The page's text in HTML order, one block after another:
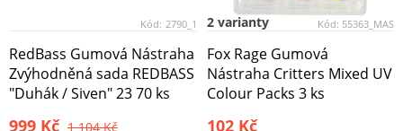
Kód: 2790_1
RedBass Gumová Nástraha
Zvýhodněná sada REDBASS
"Duhák / Siven" 23 70 ks
999 Kč 1 104 Kč
Kód: 55363_MAS
2 varianty
Fox Rage Gumová
Nástraha Critters Mixed UV
Colour Packs 3 ks
102 Kč